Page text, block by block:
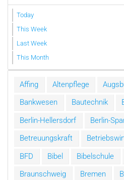
Today
This Week
Last Week
This Month
Affing Altenpflege
Bankwesen
Bautechnik
Berlin-Hellersdorf
Berlin-
Betreuungskraft
BFD
Bibel Bibelschule
Braunschweig
Bremen